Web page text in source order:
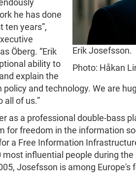
Erik Josefsson.
Photo: Håkan
he has done
ten years”,
Öberg. “Erik
ability to
explain the
policy and technology. We are
all of us.”
as a professional double-bass
for freedom in the information
a Free Information
most influential people during
Josefsson is among